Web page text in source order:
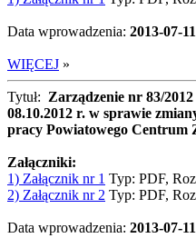
Data wprowadzenia: 2013-07-11
WIĘCEJ »
Tytuł: Zarządzenie nr 83/
08.10.2012 r. w sprawie
pracy Powiatowego Centrum
Załączniki:
1) Załącznik nr 1 Typ: PDF,
2) Załącznik nr 2 Typ: PDF,
Data wprowadzenia: 2013-07-11